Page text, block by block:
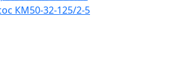
КМ50-32-125/2-5